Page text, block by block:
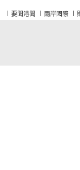
要聞港聞 兩岸國際